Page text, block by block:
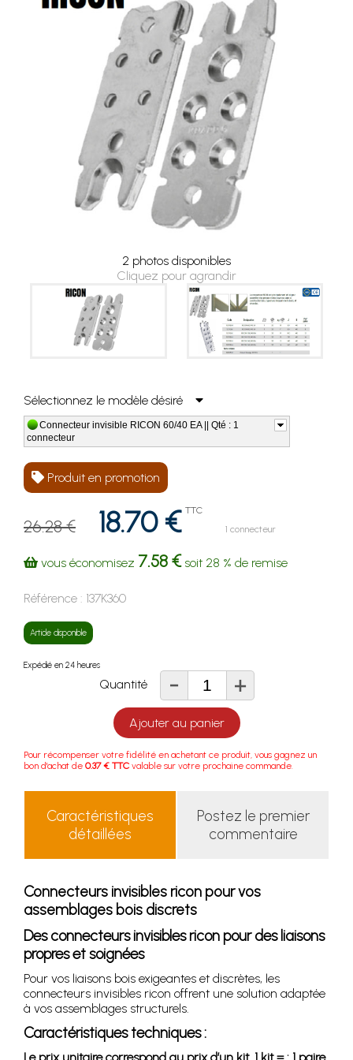
2 photos disponibles
Cliquez pour agrandir
Sélectionnez le modèle désiré
Connecteur invisible RICON 60/40 EA || Qté : 1
connecteur
Produit en promotion
26.28 € 18.70 € TTC
1 connecteur
vous économisez 7.58 €soit 28 % de remise
Référence : 137K360
Article disponible
Expédié en 24 heures
Quantité - +
Ajouter au panier
Pour récompenser votre fidélité en achetant ce produit, vous gagnez un
bon d'achat de 0.37 € TTC valable sur votre prochaine commande.
Caractéristiques
détaillées
Postez le premier
commentaire
Connecteurs invisibles ricon pour vos
assemblages bois discrets
Des connecteurs invisibles ricon pour des liaisons
propres et soignées
Pour vos liaisons bois exigeantes et discrètes, les
connecteurs invisibles ricon offrent une solution adaptée
à vos assemblages structurels.
Caractéristiques techniques :
Le prix unitaire correspond au prix d’un kit. 1 kit = : 1 paire